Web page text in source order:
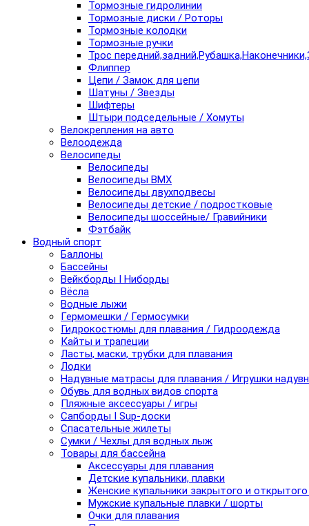
Тормозные гидролинии
Тормозные диски / Роторы
Тормозные колодки
Тормозные ручки
Трос
Флиппер
Цепи / Замок для цепи
Шатуны / Звезды
Шифтеры
Штыри подседельные / Хомуты
Велокрепления на авто
Велоодежда
Велосипеды
Велосипеды
Велосипеды BMX
Велосипеды двухподвесы
Велосипеды детские / подростковые
Велосипеды шоссейные/ Гравийники
Фэтбайк
Водный спорт
Баллоны
Бассейны
Вейкборды I Ниборды
Вёсла
Водные лыжи
Гермомешки / Гермосумки
Гидрокостюмы для плавания / Гидроодежда
Кайты и трапеции
Ласты, маски, трубки для плавания
Лодки
Надувные матрасы для плавания / Игрушки
Обувь для водных видов спорта
Пляжные аксессуары / игры
Сапборды I Sup-доски
Спасательные жилеты
Сумки / Чехлы для водных лыж
Товары для бассейна
Аксессуары для плавания
Детские купальники, плавки
Женские купальники закрытого и
Мужские купальные плавки / шорты
Очки для плавания